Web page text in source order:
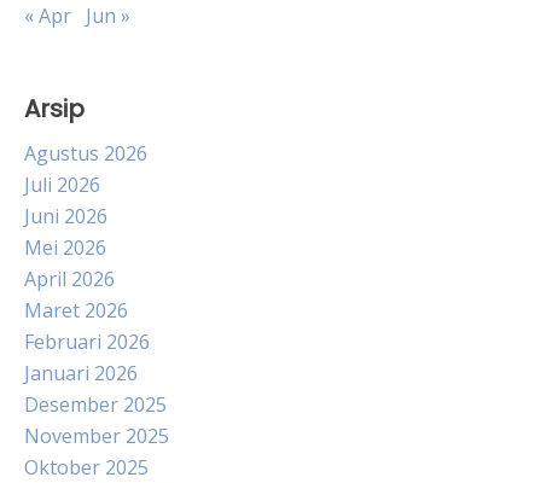
« Apr Jun »
Arsip
Agustus 2026
Juli 2026
Juni 2026
Mei 2026
April 2026
Maret 2026
Februari 2026
Januari 2026
Desember 2025
November 2025
Oktober 2025